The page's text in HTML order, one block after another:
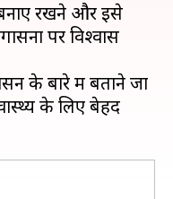
रखने और इसे
पर विश्वास
के बारे में बताने जा
के लिए बेहद